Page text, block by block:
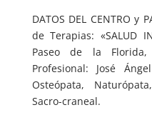
DATOS DEL CENTRO y
de Terapias: «SALUD
Paseo de la Florida,
Profesional: José
Osteópata,
Sacro-craneal.